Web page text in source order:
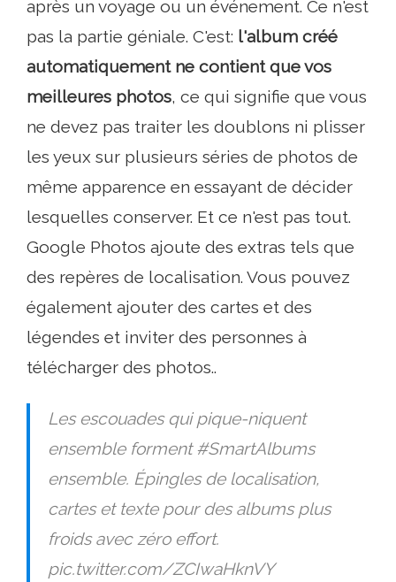
après un voyage ou un événement. Ce n'est
pas la partie géniale. C'est: l'album créé
automatiquement ne contient que vos
meilleures photos, ce qui signifie que vous
ne devez pas traiter les doublons ni plisser
les yeux sur plusieurs séries de photos de
même apparence en essayant de décider
lesquelles conserver. Et ce n'est pas tout.
Google Photos ajoute des extras tels que
des repères de localisation. Vous pouvez
également ajouter des cartes et des
légendes et inviter des personnes à
télécharger des photos..
Les escouades qui pique-niquent
ensemble forment #SmartAlbums
ensemble. Épingles de localisation,
cartes et texte pour des albums plus
froids avec zéro effort.
pic.twitter.com/ZCIwaHknVY